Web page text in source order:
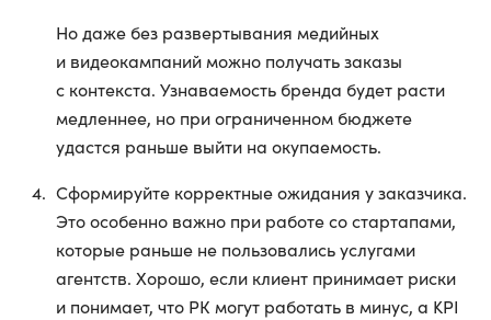
Но даже без развертывания медийных
и видеокампаний можно получать заказы
с контекста. Узнаваемость бренда будет расти
медленнее, но при ограниченном бюджете
удастся раньше выйти на окупаемость.
Сформируйте корректные ожидания у заказчика.
Это особенно важно при работе со стартапами,
которые раньше не пользовались услугами
агентств. Хорошо, если клиент принимает риски
и понимает, что РК могут работать в минус, а KPI